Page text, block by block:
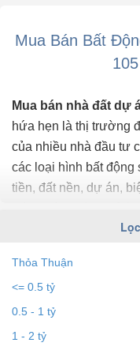
Liên hệ xem nhà 24/7:
Mua Bán Bất
Mua bán nhà đất dự
hứa hẹn là thị trường
của nhiều nhà đầu tư
các loại hình bất động
tiền, đất nền, dự án,
Để cập nhật những
Landmark 105
chính
bds68.com.vn để theo
Landmark 105
Thỏa Thuận
<= 0.5 tỷ
0.5 - 1 tỷ
1 - 2 tỷ